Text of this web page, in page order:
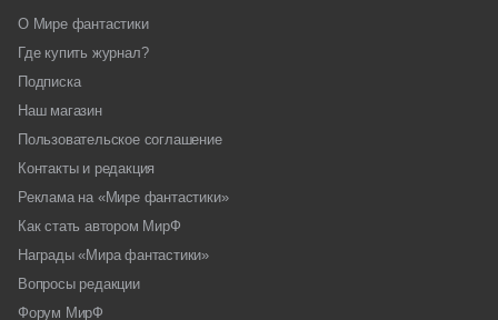
О Мире фантастики
Где купить журнал?
Подписка
Наш магазин
Пользовательское соглашение
Контакты и редакция
Реклама на «Мире фантастики»
Как стать автором МирФ
Награды «Мира фантастики»
Вопросы редакции
Форум МирФ